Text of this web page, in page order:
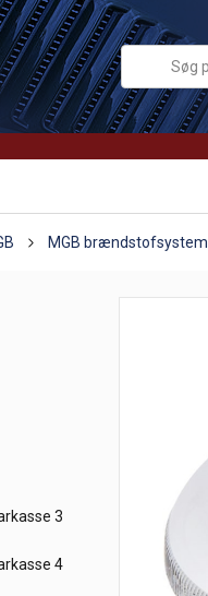
MGB brændstofsystem
3
4